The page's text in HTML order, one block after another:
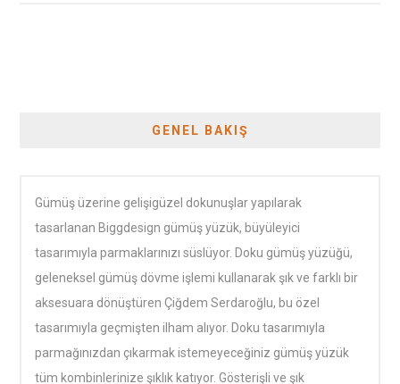
GENEL BAKIŞ
Gümüş üzerine gelişigüzel dokunuşlar yapılarak
tasarlanan Biggdesign gümüş yüzük, büyüleyici
tasarımıyla parmaklarınızı süslüyor. Doku gümüş yüzüğü,
geleneksel gümüş dövme işlemi kullanarak şık ve farklı bir
aksesuara dönüştüren Çiğdem Serdaroğlu, bu özel
tasarımıyla geçmişten ilham alıyor. Doku tasarımıyla
parmağınızdan çıkarmak istemeyeceğiniz gümüş yüzük
tüm kombinlerinize şıklık katıyor. Gösterişli ve şık